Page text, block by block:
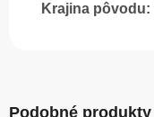
Krajina pôvodu:
Podobné produkty